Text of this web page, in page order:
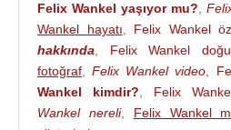
Wankel’in motoru,
kullanılabilecek kadar
ulaşamamıştı. NSU
geliştirme çalışmaları
sorunların büyük bir bölümü
Felix Wankel yaşıyor mu?
Wankel hayatı
Felix Wankel
hakkında
Felix Wankel
fotoğraf ,Felix Wankel video
Wankel kimdir?
Felix
Wankel nereli, Felix Wankel